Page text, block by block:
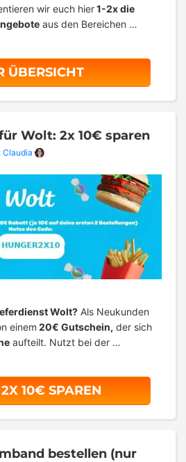
wir euch hier1-2x die
aus den Bereichen …
ÜBERSICHT
Wolt: 2x 10€ sparen
Claudia
Wolt? Als Neukunden
einem 20€ Gutschein, der sich
aufteilt. Nutzt bei der …
10€ SPAREN
bestellen (nur